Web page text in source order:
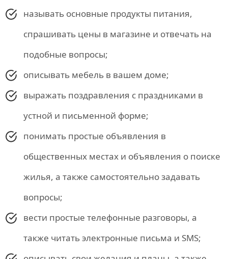
называть основные продукты питания,
спрашивать цены в магазине и отвечать на
подобные вопросы;
описывать мебель в вашем доме;
выражать поздравления с праздниками в
устной и письменной форме;
понимать простые объявления в
общественных местах и объявления о поиске
жилья, а также самостоятельно задавать
вопросы;
вести простые телефонные разговоры, а
также читать электронные письма и SMS;